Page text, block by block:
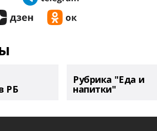
РБ
Рубрика "Еда и
напитки"